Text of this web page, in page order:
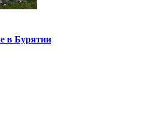
в Бурятии